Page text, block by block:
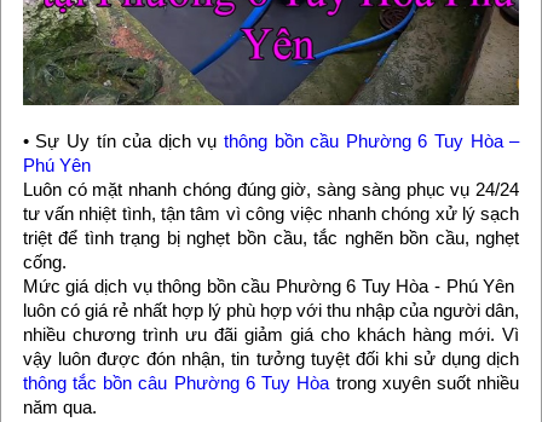
• Sự Uy tín của dịch vụ thông bồn cầu Phường 6 Tuy Hòa –
Phú Yên
Luôn có mặt nhanh chóng đúng giờ, sàng sàng phục vụ 24/24
tư vấn nhiệt tình, tận tâm vì công việc nhanh chóng xử lý sạch
triệt để tình trạng bị nghẹt bồn cầu, tắc nghẽn bồn cầu, nghẹt
cống.
Mức giá dịch vụ thông bồn cầu Phường 6 Tuy Hòa - Phú Yên
luôn có giá rẻ nhất hợp lý phù hợp với thu nhập của người dân,
nhiều chương trình ưu đãi giảm giá cho khách hàng mới. Vì
vậy luôn được đón nhận, tin tưởng tuyệt đối khi sử dụng dịch
thông tắc bồn câu Phường 6 Tuy Hòa trong xuyên suốt nhiều
năm qua.